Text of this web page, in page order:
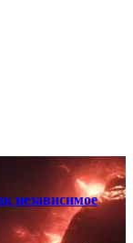
независимое